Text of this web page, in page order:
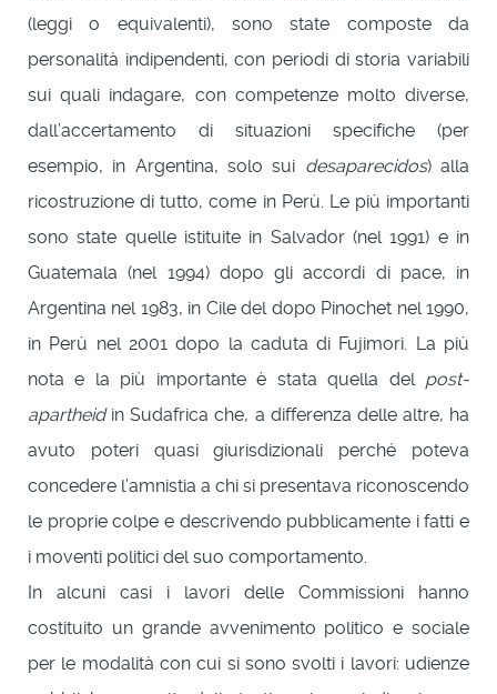
(leggi o equivalenti), sono state composte da
personalità indipendenti, con periodi di storia variabili
sui quali indagare, con competenze molto diverse,
dall’accertamento di situazioni specifiche (per
esempio, in Argentina, solo sui desaparecidos) alla
ricostruzione di tutto, come in Perù. Le più importanti
sono state quelle istituite in Salvador (nel 1991) e in
Guatemala (nel 1994) dopo gli accordi di pace, in
Argentina nel 1983, in Cile del dopo Pinochet nel 1990,
in Perù nel 2001 dopo la caduta di Fujimori. La più
nota e la più importante è stata quella del post-
apartheidin Sudafrica che, a differenza delle altre, ha
avuto poteri quasi giurisdizionali perché poteva
concedere l’amnistia a chi si presentava riconoscendo
le proprie colpe e descrivendo pubblicamente i fatti e
i moventi politici del suo comportamento.
In alcuni casi i lavori delle Commissioni hanno
costituito un grande avvenimento politico e sociale
per le modalità con cui si sono svolti i lavori: udienze